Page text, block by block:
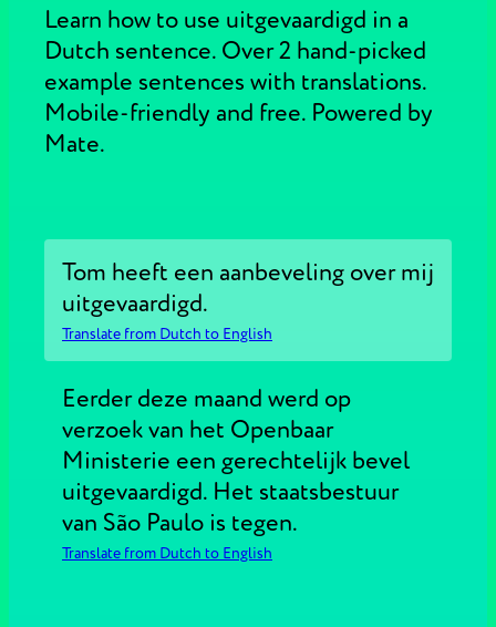
Learn how to use uitgevaardigd in a
Dutch sentence. Over 2 hand-picked
example sentences with translations.
Mobile-friendly and free. Powered by
Mate.
Tom heeft een aanbeveling over mij
uitgevaardigd.
Translate from Dutch to English
Eerder deze maand werd op
verzoek van het Openbaar
Ministerie een gerechtelijk bevel
uitgevaardigd. Het staatsbestuur
van São Paulo is tegen.
Translate from Dutch to English